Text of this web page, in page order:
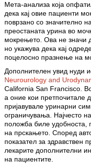
Мета-анализа која
дека кај овие пациенти
поврзано со значително
преостаната урина во
мокрењето. Ова не значи
но укажува дека кај
поцелосно празнење на
Дополнителен увид нуди
Neurourology and
California San Francisco.
а оние кои претпочитале
пријавувале уринарни
ограничувања. Најчесто
положба биле удобноста,
на прскањето. Според
показател за
лекарите дополнителни
на пациентите.